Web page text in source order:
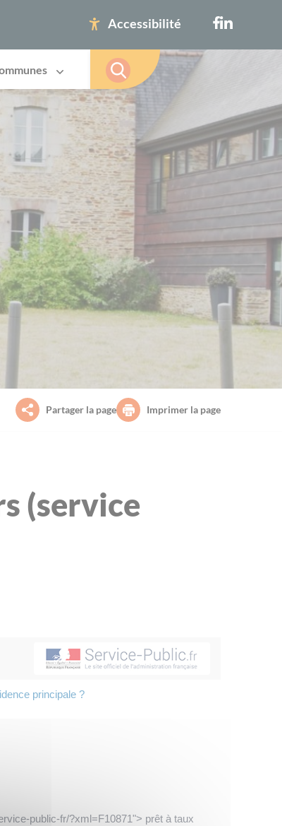
Accessibilité
Partager la page Imprimer la page
(service
principale ?
public-fr/?xml=F10871"> prêt à taux